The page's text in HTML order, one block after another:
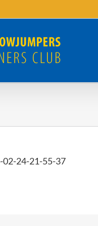
02-24-21-55-37